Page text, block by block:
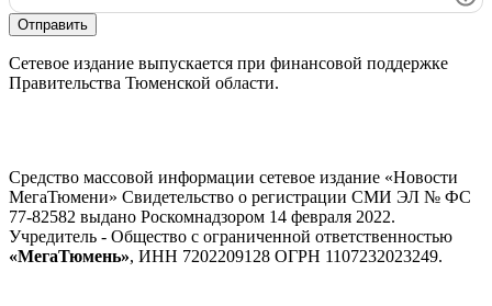
Отправить
Сетевое издание выпускается при финансовой поддержке
Правительства Тюменской области.
Средство массовой информации сетевое издание «Новости
МегаТюмени» Свидетельство о регистрации СМИ ЭЛ № ФС
77-82582 выдано Роскомнадзором 14 февраля 2022.
Учредитель - Общество с ограниченной ответственностью
«МегаТюмень», ИНН 7202209128 ОГРН 1107232023249.